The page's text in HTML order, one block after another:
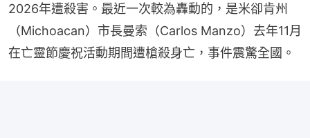
2026年遭殺害。最近一次較為轟動的，是米卻肯州
（Michoacan）市長曼索（Carlos Manzo）去年11月
在亡靈節慶祝活動期間遭槍殺身亡，事件震驚全國。